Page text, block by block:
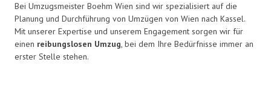
Bei Umzugsmeister Boehm Wien sind wir spezialisiert auf die
Planung und Durchführung von Umzügen von Wien nach Kassel.
Mit unserer Expertise und unserem Engagement sorgen wir für
einen reibungslosen Umzug, bei dem Ihre Bedürfnisse immer an
erster Stelle stehen.